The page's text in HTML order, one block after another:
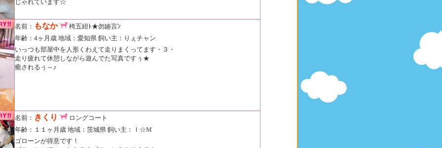
じゃれています☆
名前： もなか
桍五紺ﾄ★勿廸言ﾝ
年齢：4ヶ月歳 地域：愛知県 飼い主：りぇチャン
いっつも部屋中を人形くわえて走りまくってます・３・
走り疲れて休憩しながら遊んでた写真ですぅ★
癒されるぅ～♪
名前： きくり
ロングコート
年齢：１１ヶ月歳 地域：茨城県 飼い主：Ｉ☆M
ゴローンが得意です！